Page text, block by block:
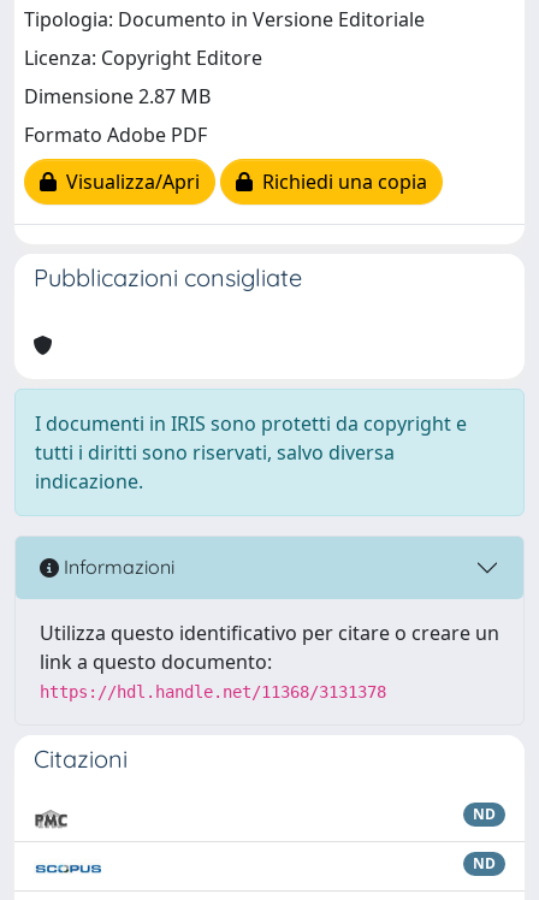
Tipologia: Documento in Versione Editoriale
Licenza: Copyright Editore
Dimensione 2.87 MB
Formato Adobe PDF
Visualizza/Apri
Richiedi una copia
Pubblicazioni consigliate
I documenti in IRIS sono protetti da copyright e
tutti i diritti sono riservati, salvo diversa
indicazione.
Informazioni
Utilizza questo identificativo per citare o creare un
link a questo documento:
https://hdl.handle.net/11368/3131378
Citazioni
ND
ND